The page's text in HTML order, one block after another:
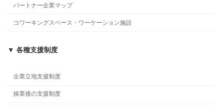
パートナー企業マップ
コワーキングスペース・ワーケーション施設
▼ 各種支援制度
企業立地支援制度
操業後の支援制度